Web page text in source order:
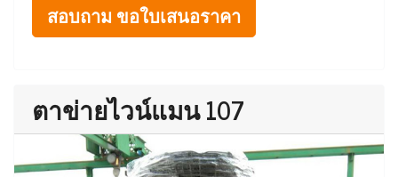
สอบถาม ขอใบเสนอราคา
ตาข่ายไวน์แมน 107